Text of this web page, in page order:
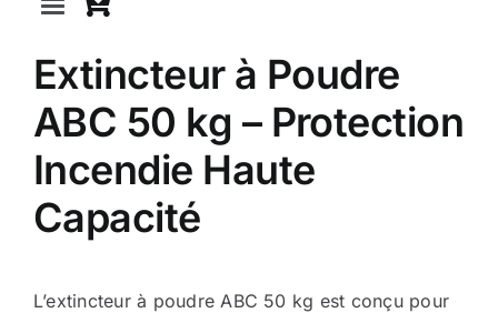
Toggle
Navigation
Incendie
Extincteurs
Robinet incendie
Extincteur à Poudre
ABC 50 kg – Protection
Incendie Haute
Capacité
L’extincteur à poudre ABC 50 kg est conçu pour